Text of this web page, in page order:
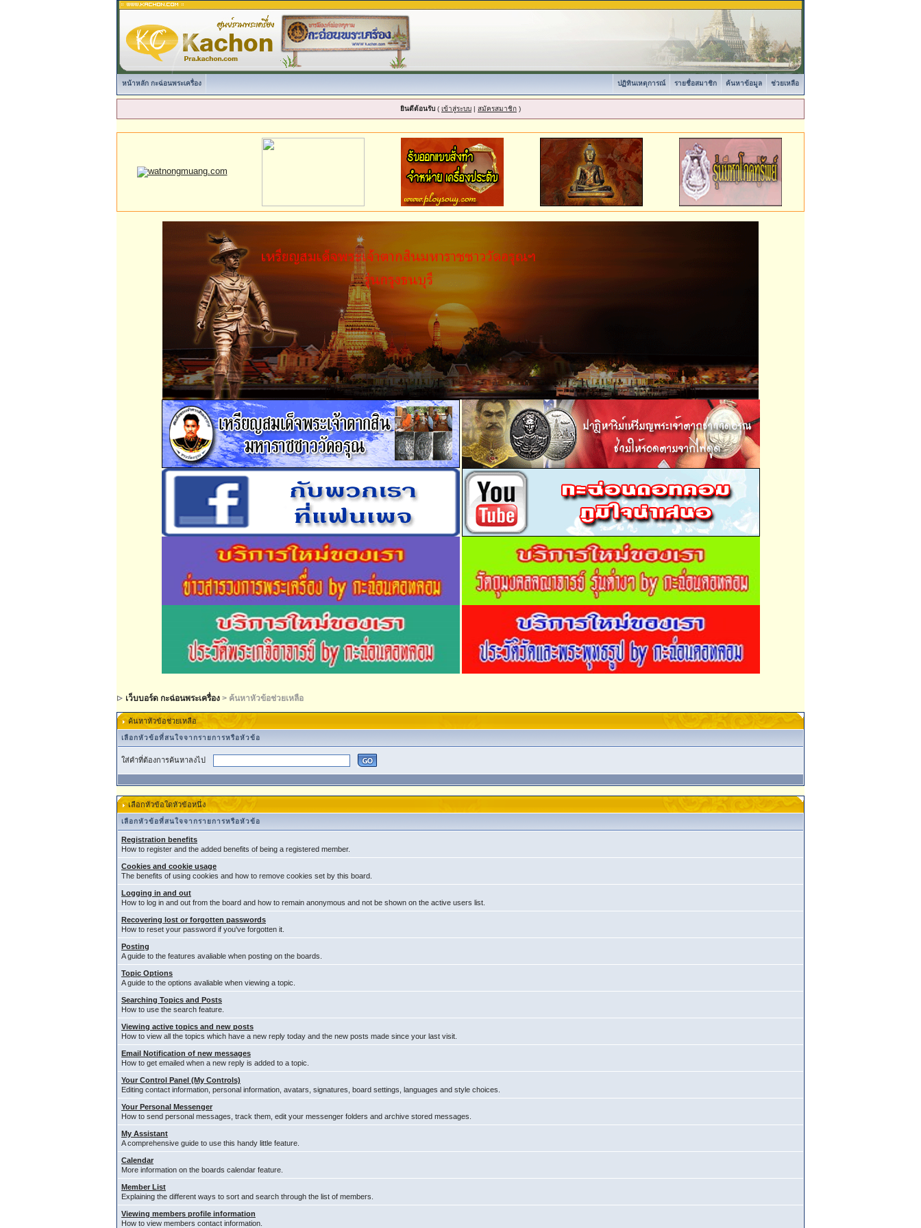
หน้าหลัก กะฉ่อนพระเครื่อง ช่วยเหลือ
ค้นหาข้อมูล
รายชื่อสมาชิก
ปฏิทินเหตุการณ์
ยินดีต้อนรับ ( เข้าสู่ระบบ | สมัครสมาชิก )
เว็บบอร์ด กะฉ่อนพระเครื่อง > ค้นหาหัวข้อช่วยเหลือ
ค้นหาหัวข้อช่วยเหลือ
เลือกหัวข้อที่สนใจจากรายการหรือหัวข้อ
ใส่คำที่ต้องการค้นหาลงไป
เลือกหัวข้อใดหัวข้อหนึ่ง
เลือกหัวข้อที่สนใจจากรายการหรือหัวข้อ
Registration benefits
How to register and the added benefits of being a registered member.
Cookies and cookie usage
The benefits of using cookies and how to remove cookies set by this board.
Logging in and out
How to log in and out from the board and how to remain anonymous and not be shown on the active users list.
Recovering lost or forgotten passwords
How to reset your password if you've forgotten it.
Posting
A guide to the features avaliable when posting on the boards.
Topic Options
A guide to the options avaliable when viewing a topic.
Searching Topics and Posts
How to use the search feature.
Viewing active topics and new posts
How to view all the topics which have a new reply today and the new posts made since your last visit.
Email Notification of new messages
How to get emailed when a new reply is added to a topic.
Your Control Panel (My Controls)
Editing contact information, personal information, avatars, signatures, board settings, languages and style choices.
Your Personal Messenger
How to send personal messages, track them, edit your messenger folders and archive stored messages.
My Assistant
A comprehensive guide to use this handy little feature.
Calendar
More information on the boards calendar feature.
Member List
Explaining the different ways to sort and search through the list of members.
Viewing members profile information
How to view members contact information.